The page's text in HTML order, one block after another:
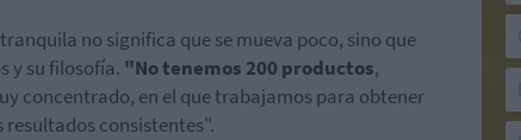
no significa que se mueva poco, sino que
y su filosofía. "No tenemos 200 productos,
concentrado, en el que trabajamos para obtener
resultados consistentes".